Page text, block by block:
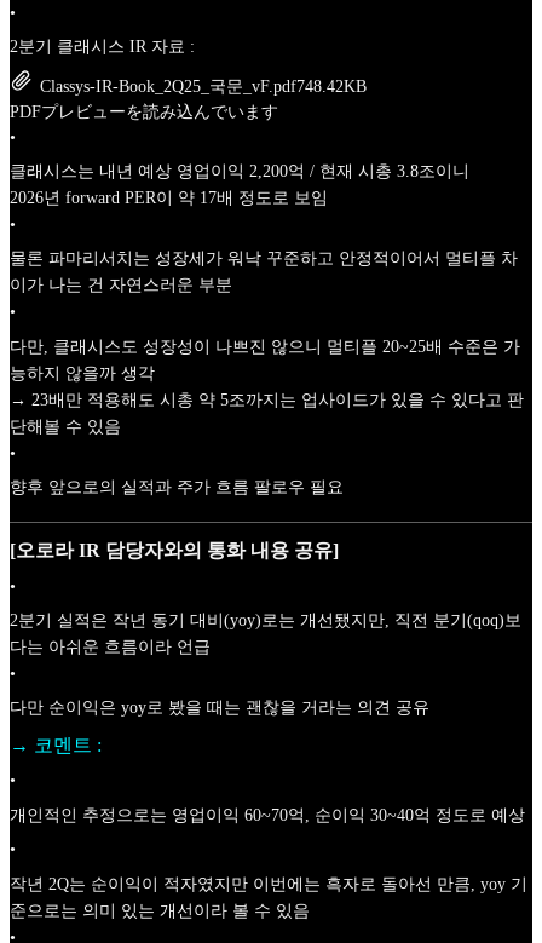
•
2분기 클래시스 IR 자료 :
Classys-IR-Book_2Q25_국문_vF.pdf748.42KB
PDFプレビューを読み込んでいます
•
클래시스는 내년 예상 영업이익 2,200억 / 현재 시총 3.8조이니
2026년 forward PER이 약 17배 정도로 보임
•
물론 파마리서치는 성장세가 워낙 꾸준하고 안정적이어서 멀티플 차
이가 나는 건 자연스러운 부분
•
다만, 클래시스도 성장성이 나쁘진 않으니 멀티플 20~25배 수준은 가
능하지 않을까 생각
→ 23배만 적용해도 시총 약 5조까지는 업사이드가 있을 수 있다고 판
단해볼 수 있음
•
향후 앞으로의 실적과 주가 흐름 팔로우 필요
[오로라 IR 담당자와의 통화 내용 공유]
•
2분기 실적은 작년 동기 대비(yoy)로는 개선됐지만, 직전 분기(qoq)보
다는 아쉬운 흐름이라 언급
•
다만 순이익은 yoy로 봤을 때는 괜찮을 거라는 의견 공유
→ 코멘트 :
•
개인적인 추정으로는 영업이익 60~70억, 순이익 30~40억 정도로 예상
•
작년 2Q는 순이익이 적자였지만 이번에는 흑자로 돌아선 만큼, yoy 기
준으로는 의미 있는 개선이라 볼 수 있음
•